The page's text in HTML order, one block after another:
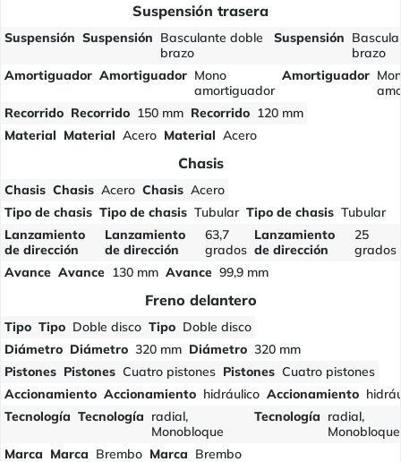
Suspensión trasera
Suspensión Suspensión Basculante doble
brazo
Suspensión
brazo
Amortiguador Amortiguador Mono
amortiguador
Amortiguador
Recorrido Recorrido 150 mm Recorrido 120 mm
Material Material Acero Material Acero
Chasis
Chasis Chasis Acero Chasis Acero
Tipo de chasis Tipo de chasis Tubular Tipo de chasis Tubular
Lanzamiento
de dirección
Lanzamiento
de dirección
63,7
grados
Lanzamiento
de dirección
25
grados
Avance Avance 130 mm Avance 99,9 mm
Freno delantero
Tipo Tipo Doble disco Tipo Doble disco
Diámetro Diámetro 320 mm Diámetro 320 mm
Pistones Pistones Cuatro pistones Pistones Cuatro pistones
Accionamiento Accionamiento hidráulico Accionamiento
Tecnología Tecnología radial,
Monobloque
Tecnología radial,
Monobloque
Marca Marca Brembo Marca Brembo